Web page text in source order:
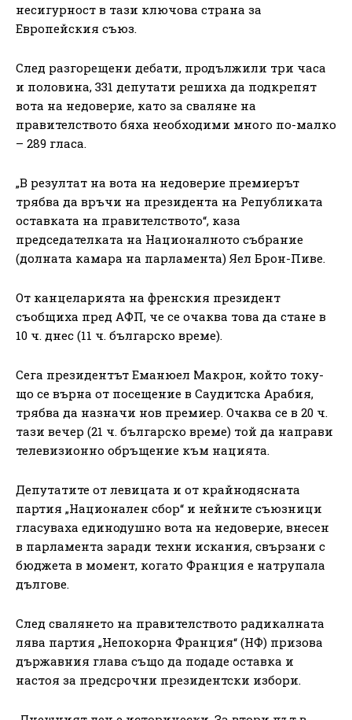
несигурност в тази ключова страна за
Европейския съюз.
След разгорещени дебати, продължили три часа
и половина, 331 депутати решиха да подкрепят
вота на недоверие, като за сваляне на
правителството бяха необходими много по-малко
– 289 гласа.
„В резултат на вота на недоверие премиерът
трябва да връчи на президента на Републиката
оставката на правителството“, каза
председателката на Националното събрание
(долната камара на парламента) Яел Брон-Пиве.
От канцеларията на френския президент
съобщиха пред АФП, че се очаква това да стане в
10 ч. днес (11 ч. българско време).
Сега президентът Еманюел Макрон, който току-
що се върна от посещение в Саудитска Арабия,
трябва да назначи нов премиер. Очаква се в 20 ч.
тази вечер (21 ч. българско време) той да направи
телевизионно обръщение към нацията.
Депутатите от левицата и от крайнодясната
партия „Национален сбор“ и нейните съюзници
гласуваха единодушно вота на недоверие, внесен
в парламента заради техни искания, свързани с
бюджета в момент, когато Франция е натрупала
дългове.
След свалянето на правителството радикалната
лява партия „Непокорна Франция“ (НФ) призова
държавния глава също да подаде оставка и
настоя за предсрочни президентски избори.